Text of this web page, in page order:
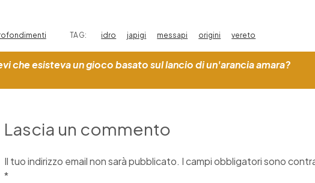
TAG: idro japigi messapi origini vereto
che esisteva un gioco basato sul lancio di un'arancia amara?
Lascia un commento
Il tuo indirizzo email non sarà pubblicato. I campi obbligatori sono
*